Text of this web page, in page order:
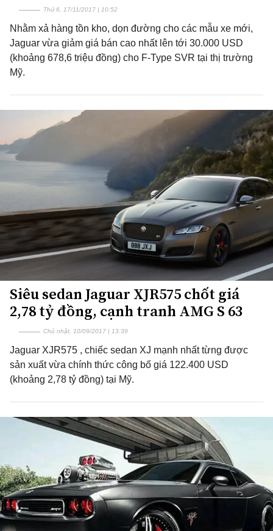
Thứ 6, 17/11/2017 | 10:52
Nhằm xả hàng tồn kho, dọn đường cho các mẫu xe mới,
Jaguar vừa giảm giá bán cao nhất lên tới 30.000 USD
(khoảng 678,6 triệu đồng) cho F-Type SVR tại thị trường
Mỹ.
Siêu sedan Jaguar XJR575 chốt giá
2,78 tỷ đồng, cạnh tranh AMG S 63
Chủ nhật, 10/09/2017 | 13:39
Jaguar XJR575 , chiếc sedan XJ mạnh nhất từng được
sản xuất vừa chính thức công bố giá 122.400 USD
(khoảng 2,78 tỷ đồng) tại Mỹ.